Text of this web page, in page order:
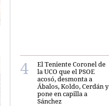
El Teniente Coronel de
la UCO que el PSOE
acosó, desmonta a
Ábalos, Koldo, Cerdán y
pone en capilla a
Sánchez